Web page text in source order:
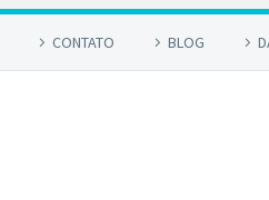
CONTATO BLOG